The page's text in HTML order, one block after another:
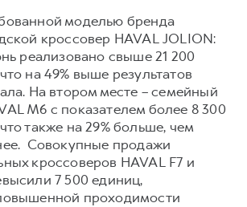
аксессуарымоделью бренда
кроссовер HAVAL JOLION:
реализовано свыше 21 200
на 49% выше результатов
На втором месте – семейный
M6 с показателем более 8 300
также на 29% больше, чем
Совокупные продажи
кроссоверов HAVAL F7 и
7 500 единиц,
проходимости